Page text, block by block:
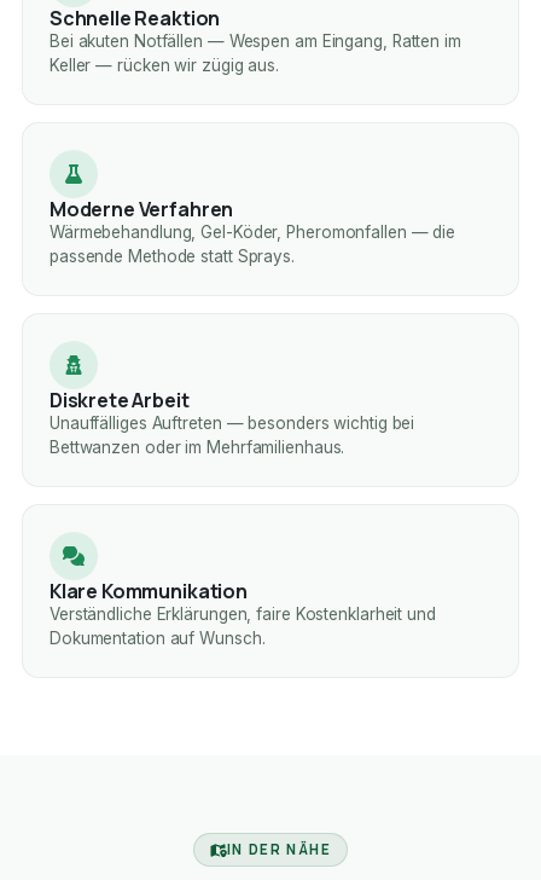
Schnelle Reaktion
Bei akuten Notfällen — Wespen am Eingang, Ratten im
Keller — rücken wir zügig aus.
Moderne Verfahren
Wärmebehandlung, Gel-Köder, Pheromonfallen — die
passende Methode statt Sprays.
Diskrete Arbeit
Unauffälliges Auftreten — besonders wichtig bei
Bettwanzen oder im Mehrfamilienhaus.
Klare Kommunikation
Verständliche Erklärungen, faire Kostenklarheit und
Dokumentation auf Wunsch.
IN DER NÄHE